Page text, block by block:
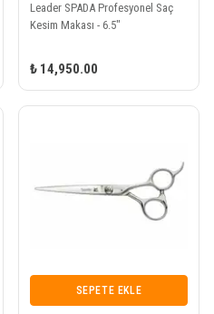
Leader SPADA Profesyonel Saç
Kesim Makası - 6.5"
₺ 14,950.00
SEPETE EKLE